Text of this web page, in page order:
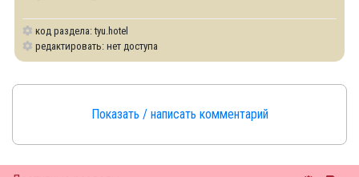
код раздела: tyu.hotel
редактировать: нет доступа
Показать / написать комментарий